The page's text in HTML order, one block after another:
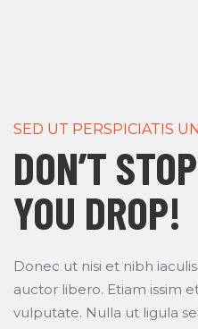
SED UT PERSPICIATIS
DON’T
YOU DROP!
Donec ut nisi et nibh
auctor libero. Etiam issim
vulputate. Nulla ut ligula